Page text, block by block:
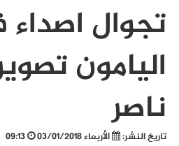
تجوال
اليامون
ناصر
تاريخ النشر: الأربعاء 03/01/2018